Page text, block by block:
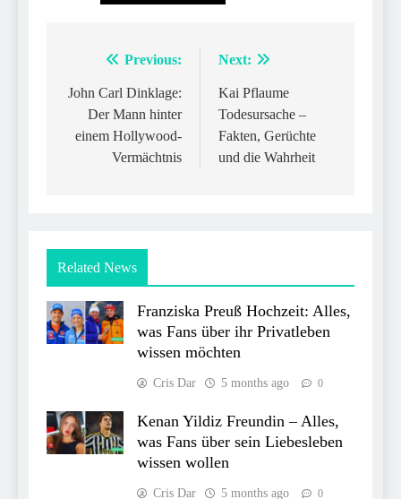
navigation
Previous:
John Carl Dinklage:
Der Mann hinter
einem Hollywood-
Vermächtnis
Next:
Kai Pflaume
Todesursache –
Fakten, Gerüchte
und die Wahrheit
Related News
Franziska Preuß Hochzeit: Alles,
was Fans über ihr Privatleben
wissen möchten
Cris Dar 5 months ago 0
Kenan Yildiz Freundin – Alles,
was Fans über sein Liebesleben
wissen wollen
Cris Dar 5 months ago 0